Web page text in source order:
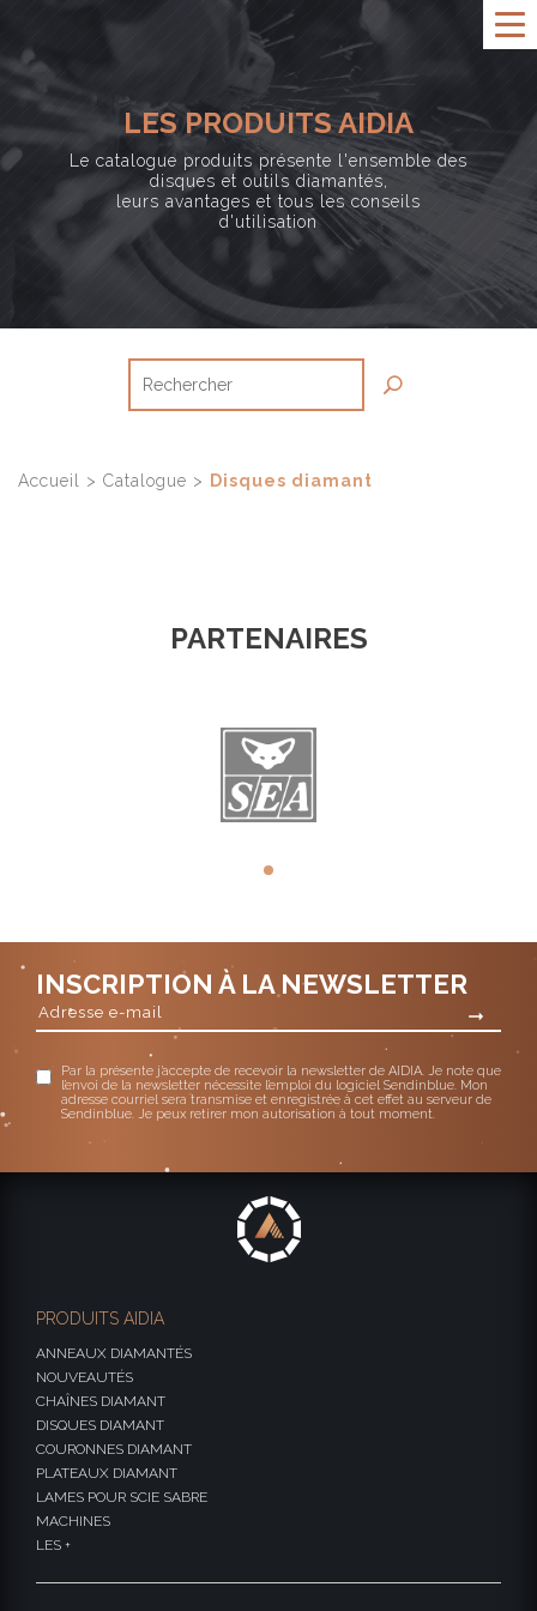
LES PRODUITS AIDIA
Le catalogue produits présente l'ensemble des
disques et outils diamantés,
leurs avantages et tous les conseils
d'utilisation
Accueil > Catalogue > Disques diamant
PARTENAIRES
INSCRIPTION À LA NEWSLETTER
Par la présente j’accepte de recevoir la newsletter de AIDIA. Je note que
l’envoi de la newsletter nécessite l’emploi du logiciel Sendinblue. Mon
adresse courriel sera transmise et enregistrée à cet effet au serveur de
Sendinblue. Je peux retirer mon autorisation à tout moment.
PRODUITS AIDIA
ANNEAUX DIAMANTÉS
NOUVEAUTÉS
CHAÎNES DIAMANT
DISQUES DIAMANT
COURONNES DIAMANT
PLATEAUX DIAMANT
LAMES POUR SCIE SABRE
MACHINES
LES +